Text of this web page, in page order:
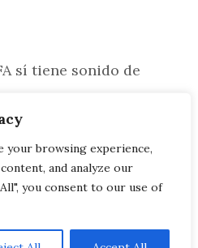
your browsing experience,
and analyze our
you consent to our use of
sí tiene sonido de
el tráfico es tan
bajo los efectos